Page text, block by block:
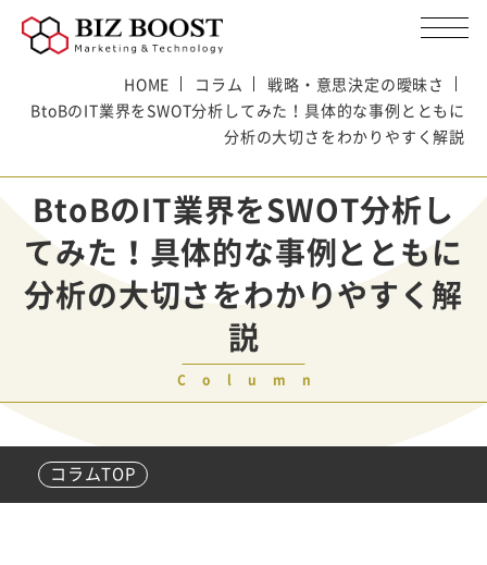
HOME コラム
戦略・意思決定の曖昧さ
BtoBのIT業界をSWOT分析してみた！具体的な事例とともに
分析の大切さをわかりやすく解説
BtoBのIT業界をSWOT分析し
てみた！具体的な事例とともに
分析の大切さをわかりやすく解
説
Column
コラムTOP